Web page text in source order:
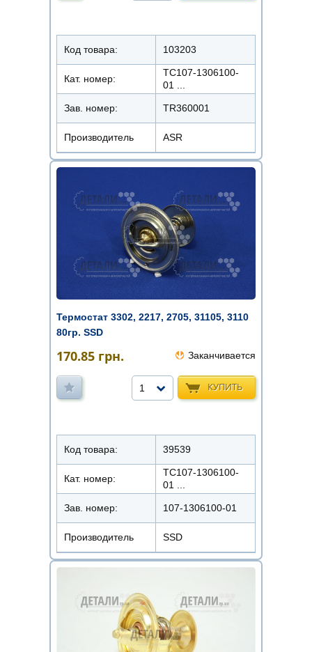
Код товара: 103203
Кат. номер:
ТС107-1306100-
01 ...
Зав. номер: TR360001
Производитель ASR
Термостат 3302, 2217, 2705, 31105, 3110
80гр. SSD
170.85 грн. Заканчивается
КУПИТЬ
1
Код товара: 39539
Кат. номер:
ТС107-1306100-
01 ...
Зав. номер: 107-1306100-01
Производитель SSD